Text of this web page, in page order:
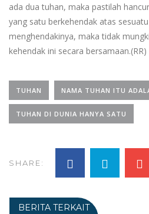
ada dua tuhan, maka pastilah
yang satu berkehendak atas
menghendakinya, maka tidak
kehendak ini secara bersamaan.(RR)
TUHAN NAMA TUHAN ITU
TUHAN DI DUNIA HANYA SATU
SHARE:
BERITA TERKAIT